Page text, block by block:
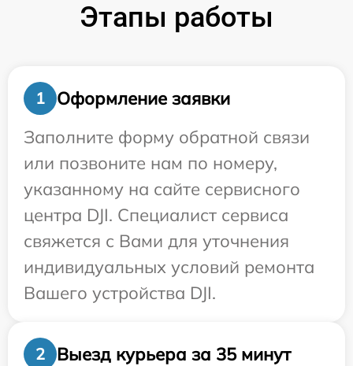
Этапы работы
1
Оформление заявки
Заполните форму обратной связи
или позвоните нам по номеру,
указанному на сайте сервисного
центра DJI. Специалист сервиса
свяжется с Вами для уточнения
индивидуальных условий ремонта
Вашего устройства DJI.
2
Выезд курьера за 35 минут